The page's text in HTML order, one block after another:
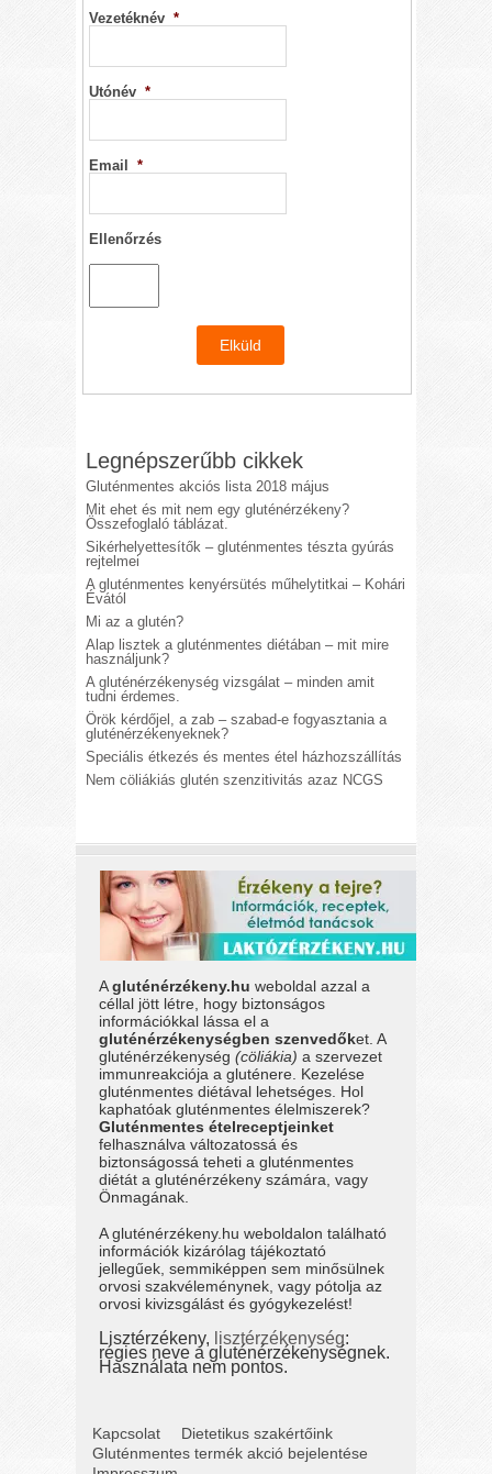
Vezetéknév *
Utónév *
Email *
Ellenőrzés
Legnépszerűbb cikkek
Gluténmentes akciós lista 2018 május
Mit ehet és mit nem egy gluténérzékeny?
Összefoglaló táblázat.
Sikérhelyettesítők – gluténmentes tészta gyúrás
rejtelmei
A gluténmentes kenyérsütés műhelytitkai – Kohári
Évától
Mi az a glutén?
Alap lisztek a gluténmentes diétában – mit mire
használjunk?
A gluténérzékenység vizsgálat – minden amit
tudni érdemes.
Örök kérdőjel, a zab – szabad-e fogyasztania a
gluténérzékenyeknek?
Speciális étkezés és mentes étel házhozszállítás
Nem cöliákiás glutén szenzitivitás azaz NCGS
Agluténérzékeny.hu weboldal azzal a
céllal jött létre, hogy biztonságos
információkkal lássa el a
gluténérzékenységben szenvedőket. A
gluténérzékenység(cöliákia) a szervezet
immunreakciója a gluténere. Kezelése
gluténmentes diétával lehetséges. Hol
kaphatóak gluténmentes élelmiszerek?
Gluténmentes ételreceptjeinket
felhasználva változatossá és
biztonságossá teheti a gluténmentes
diétát a gluténérzékeny számára, vagy
Önmagának.
A gluténérzékeny.hu weboldalon található
információk kizárólag tájékoztató
jellegűek, semmiképpen sem minősülnek
orvosi szakvéleménynek, vagy pótolja az
orvosi kivizsgálást és gyógykezelést!
Lisztérzékeny, lisztérzékenység:
régies neve a gluténérzékenységnek.
Használata nem pontos.
Kapcsolat
Dietetikus szakértőink
Gluténmentes termék akció bejelentése